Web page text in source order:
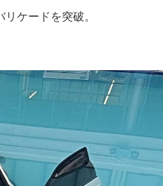
ケードを突破。